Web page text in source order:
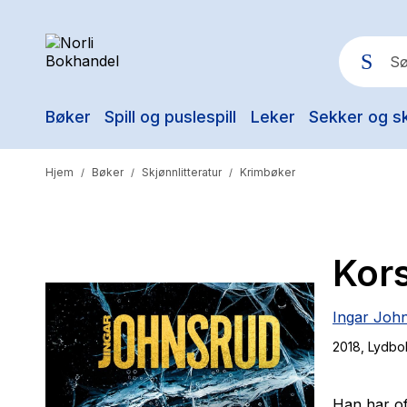
Bøker Spill og puslespill Leker Sekker og
Hjem / Bøker / Skjønnlitteratur / Krimbøker
Ingar
2018 ,